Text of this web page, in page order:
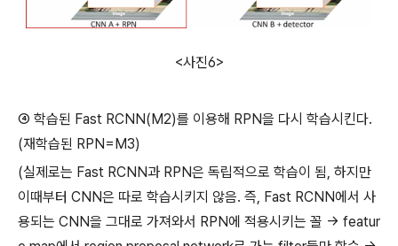
<사진6>
④ 학습된 Fast RCNN(M2)를 이용해 RPN을 다시 학습시킨다.
(재학습된 RPN=M3)
(실제로는 Fast RCNN과 RPN은 독립적으로 학습이 됨, 하지만
이때부터 CNN은 따로 학습시키지 않음. 즉, Fast RCNN에서 사
용되는 CNN을 그대로 가져와서 RPN에 적용시키는 꼴 -> featur